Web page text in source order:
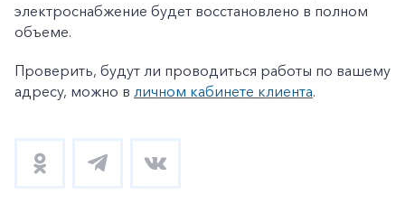
электроснабжение будет восстановлено в полном
объеме.
Проверить, будут ли проводиться работы по вашему
адресу, можно в личном кабинете клиента.